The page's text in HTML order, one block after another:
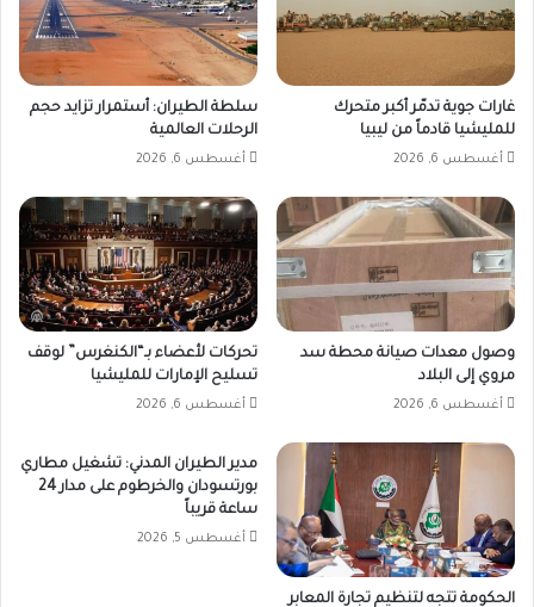
غارات جوية تدمّر أكبر متحرك
للمليشيا قادماً من ليبيا
أغسطس 6, 2026
سلطة الطيران: أستمرار تزايد حجم
الرحلات العالمية
أغسطس 6, 2026
وصول معدات صيانة محطة سد
مروي إلى البلاد
أغسطس 6, 2026
تحركات لأعضاء بـ“الكنغرس” لوقف
تسليح الإمارات للمليشيا
أغسطس 6, 2026
الحكومة تتجه لتنظيم تجارة المعابر
مدير الطيران المدني: تشغيل مطاري
بورتسودان والخرطوم على مدار 24
ساعة قريباً
أغسطس 5, 2026